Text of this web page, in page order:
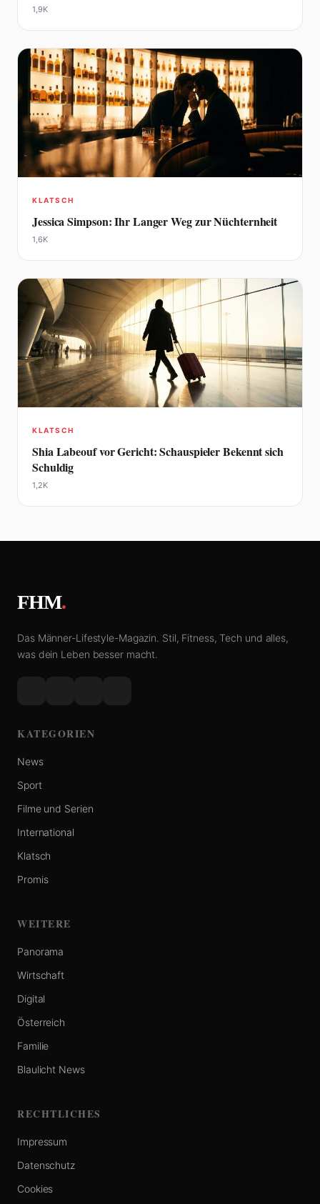
1,9K
KLATSCH
Jessica Simpson: Ihr Langer Weg zur Nüchternheit
1,6K
KLATSCH
Shia Labeouf vor Gericht: Schauspieler Bekennt sich
Schuldig
1,2K
FHM.
Das Männer-Lifestyle-Magazin. Stil, Fitness, Tech und alles,
was dein Leben besser macht.
KATEGORIEN
News
Sport
Filme und Serien
International
Klatsch
Promis
WEITERE
Panorama
Wirtschaft
Digital
Österreich
Familie
Blaulicht News
RECHTLICHES
Impressum
Datenschutz
Cookies